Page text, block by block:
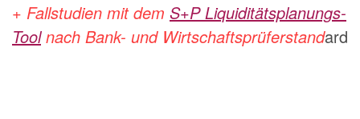
+ Fallstudien mit dem S+P Liquiditätsplanungs-
Toolnach Bank- und Wirtschaftsprüferstandard